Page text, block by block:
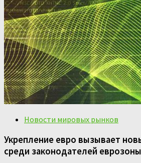
Новости мировых рынков
Укрепление евро вызывает
среди законодателей еврозоны